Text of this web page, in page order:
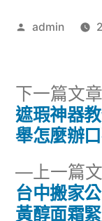
作
admin
文
導
上一篇
台中搬家
黃醇面霜
下一篇文章
遮瑕神器
舉怎麼辦